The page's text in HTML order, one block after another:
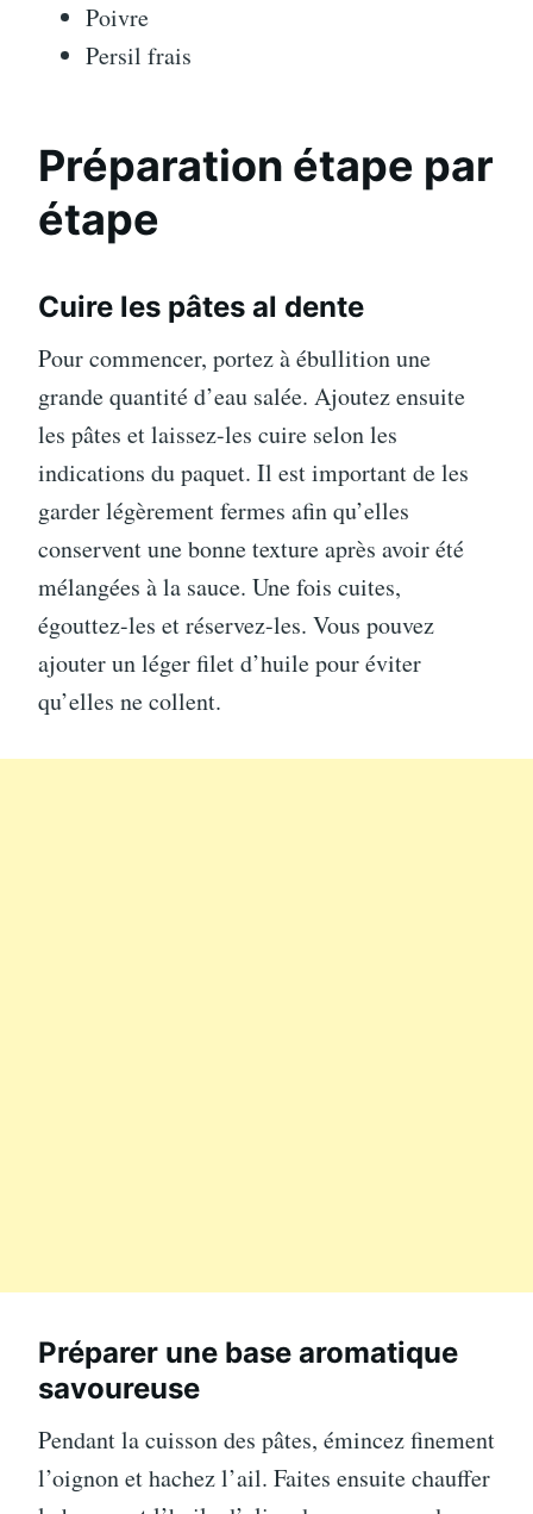
Poivre
Persil frais
Préparation étape par
étape
Cuire les pâtes al dente
Pour commencer, portez à ébullition une
grande quantité d’eau salée. Ajoutez ensuite
les pâtes et laissez-les cuire selon les
indications du paquet. Il est important de les
garder légèrement fermes afin qu’elles
conservent une bonne texture après avoir été
mélangées à la sauce. Une fois cuites,
égouttez-les et réservez-les. Vous pouvez
ajouter un léger filet d’huile pour éviter
qu’elles ne collent.
Préparer une base aromatique
savoureuse
Pendant la cuisson des pâtes, émincez finement
l’oignon et hachez l’ail. Faites ensuite chauffer